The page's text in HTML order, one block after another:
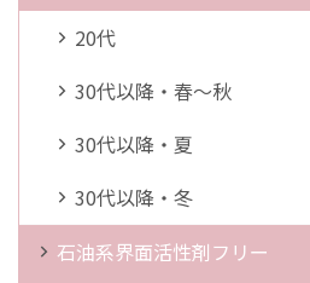
20代
30代以降・春～秋
30代以降・夏
30代以降・冬
石油系界面活性剤フリー